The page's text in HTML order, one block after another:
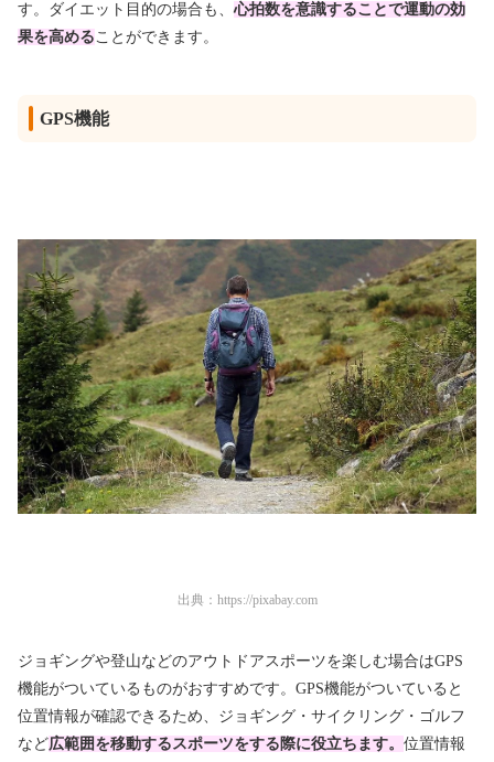
す。ダイエット目的の場合も、 心拍数を意識することで運動の効
果を高めることができます。
GPS機能
出典： https://pixabay.com
ジョギングや登山などのアウトドアスポーツを楽しむ場合はGPS
機能がついているものがおすすめです。GPS機能がついていると
位置情報が確認できるため、ジョギング・サイクリング・ゴルフ
など広範囲を移動するスポーツをする際に役立ちます。 位置情報